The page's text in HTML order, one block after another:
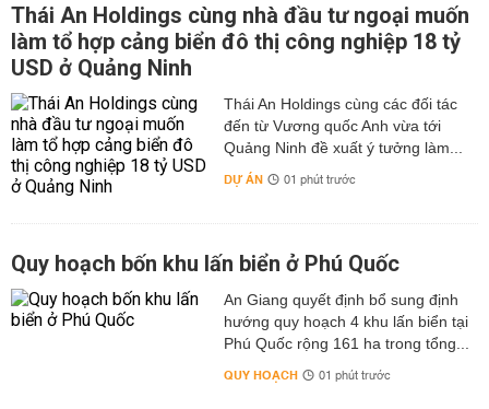
Thái An Holdings cùng nhà đầu tư ngoại muốn
làm tổ hợp cảng biển đô thị công nghiệp 18 tỷ
USD ở Quảng Ninh
Thái An Holdings cùng các đối tác
đến từ Vương quốc Anh vừa tới
Quảng Ninh đề xuất ý tưởng làm...
DỰ ÁN 01 phút trước
Quy hoạch bốn khu lấn biển ở Phú Quốc
An Giang quyết định bổ sung định
hướng quy hoạch 4 khu lấn biển tại
Phú Quốc rộng 161 ha trong tổng...
QUY HOẠCH 01 phút trước